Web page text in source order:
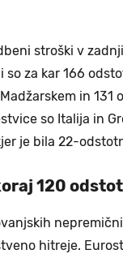
stroški v
so za kar 166
in 131
so Italija in
je bila 22-
120
hitreje.